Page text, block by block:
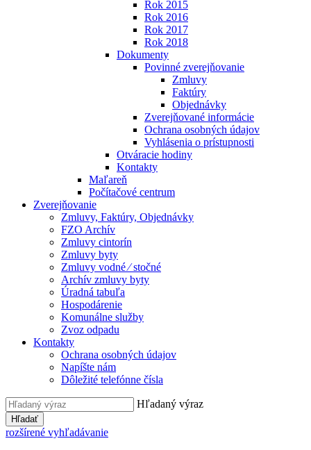
Rok 2015
Rok 2016
Rok 2017
Rok 2018
Dokumenty
Povinné zverejňovanie
Zmluvy
Faktúry
Objednávky
Zverejňované informácie
Ochrana osobných údajov
Vyhlásenia o prístupnosti
Otváracie hodiny
Kontakty
Maľareň
Počítačové centrum
Zverejňovanie
Zmluvy, Faktúry, Objednávky
FZO Archív
Zmluvy cintorín
Zmluvy byty
Zmluvy vodné ⁄ stočné
Archív zmluvy byty
Úradná tabuľa
Hospodárenie
Komunálne služby
Zvoz odpadu
Kontakty
Ochrana osobných údajov
Napíšte nám
Dôležité telefónne čísla
Hľadaný výraz
Hľadať
rozšírené vyhľadávanie